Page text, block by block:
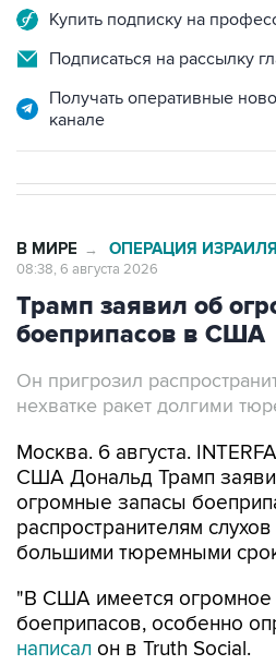
Купить подписку на
Подписаться на рассылку
Получать оперативные
канале
В МИРЕ → ОПЕРАЦИЯ
08:38, 6 августа 2026
Трамп заявил об
боеприпасов в США
Он пригрозил
нехватке ракет долгими
Москва. 6 августа.
США Дональд Трамп
огромные запасы
распространителям
большими тюремными
"В США имеется огромное
боеприпасов, особенно
написал он в Truth Social.